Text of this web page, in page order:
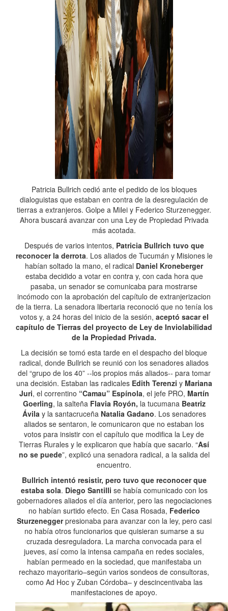
Patricia Bullrich cedió ante el pedido de los bloques
dialoguistas que estaban en contra de la desregulación de
tierras a extranjeros. Golpe a Milei y Federico Sturzenegger.
Ahora buscará avanzar con una Ley de Propiedad Privada
más acotada.
Después de varios intentos, Patricia Bullrich tuvo que
reconocer la derrota. Los aliados de Tucumán y Misiones le
habían soltado la mano, el radical Daniel Kroneberger
estaba decidido a votar en contra y, con cada hora que
pasaba, un senador se comunicaba para mostrarse
incómodo con la aprobación del capítulo de extranjerizacion
de la tierra. La senadora libertaria reconoció que no tenía los
votos y, a 24 horas del inicio de la sesión, aceptó sacar el
capítulo de Tierras del proyecto de Ley de Inviolabilidad
de la Propiedad Privada.
La decisión se tomó esta tarde en el despacho del bloque
radical, donde Bullrich se reunió con los senadores aliados
del “grupo de los 40” --los propios más aliados-- para tomar
una decisión. Estaban las radicales Edith Terenzi y Mariana
Juri, el correntino “Camau” Espínola, el jefe PRO, Martín
Goerling, la salteña Flavia Royón, la tucumana Beatriz
Ávilay la santacruceñaNatalia Gadano. Los senadores
aliados se sentaron, le comunicaron que no estaban los
votos para insistir con el capítulo que modifica la Ley de
Tierras Rurales y le explicaron que había que sacarlo. “Así
no se puede”, explicó una senadora radical, a la salida del
encuentro.
Bullrich intentó resistir, pero tuvo que reconocer que
estaba sola. Diego Santilli se había comunicado con los
gobernadores aliados el día anterior, pero las negociaciones
no habían surtido efecto. En Casa Rosada, Federico
Sturzeneggerpresionaba para avanzar con la ley, pero casi
no había otros funcionarios que quisieran sumarse a su
cruzada desreguladora. La marcha convocada para el
jueves, así como la intensa campaña en redes sociales,
habían permeado en la sociedad, que manifestaba un
rechazo mayoritario–según varios sondeos de consultoras,
como Ad Hoc y Zuban Córdoba– y descincentivaba las
manifestaciones de apoyo.